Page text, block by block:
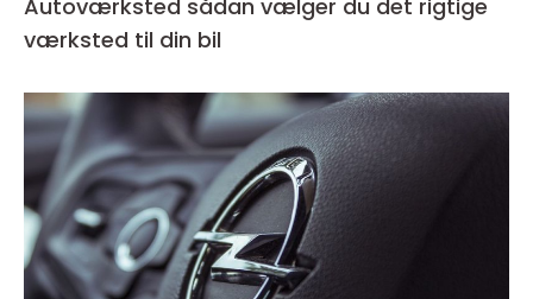
Autoværksted sådan vælger du det rigtige
værksted til din bil